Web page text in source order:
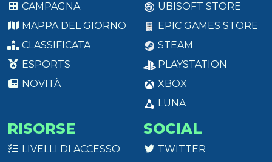
CAMPAGNA
MAPPA DEL GIORNO
CLASSIFICATA
ESPORTS
NOVITÀ
UBISOFT STORE
EPIC GAMES STORE
STEAM
PLAYSTATION
XBOX
LUNA
RISORSE
LIVELLI DI ACCESSO
SOCIAL
TWITTER